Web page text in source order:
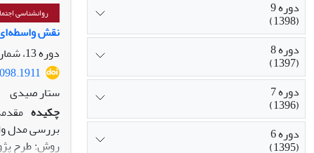
اخلاقی و
گرفته است.
روانشناسی
نقش
دوره 13، شماره 52، زمستان 1402، صفحه
ستار صیدی
چکیده
بررسی مدل
دوره 9
(1398)
دوره 8
(1397)
دوره 7
(1396)
دوره 6
(1395)